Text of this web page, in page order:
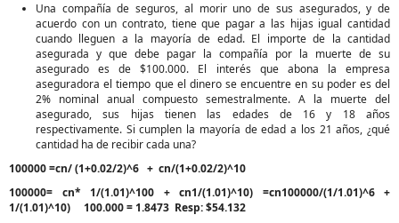
Una compañía de seguros, al morir uno de sus asegurados, y de
acuerdo con un contrato, tiene que pagar a las hijas igual cantidad
cuando lleguen a la mayoría de edad. El importe de la cantidad
asegurada y que debe pagar la compañía por la muerte de su
asegurado es de $100.000. El interés que abona la empresa
aseguradora el tiempo que el dinero se encuentre en su poder es del
2% nominal anual compuesto semestralmente. A la muerte del
asegurado, sus hijas tienen las edades de 16 y 18 años
respectivamente. Si cumplen la mayoría de edad a los 21 años, ¿qué
cantidad ha de recibir cada una?
100000 =cn/ (1+0.02/2)^6 + cn/(1+0.02/2)^10
100000= cn* 1/(1.01)^100 + cn1/(1.01)^10) =cn100000/(1/1.01)^6 +
1/(1.01)^10) 100.000 = 1.8473 Resp: $54.132